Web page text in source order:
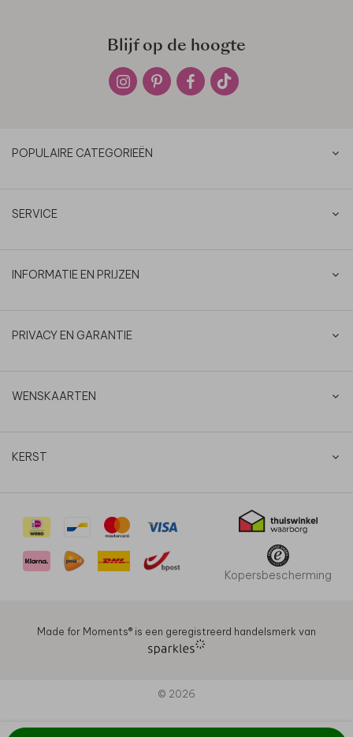
Blijf op de hoogte
POPULAIRE CATEGORIEËN
SERVICE
INFORMATIE EN PRIJZEN
PRIVACY EN GARANTIE
WENSKAARTEN
KERST
Kopersbescherming
Made for Moments®️ is een geregistreerd handelsmerk van
© 2026